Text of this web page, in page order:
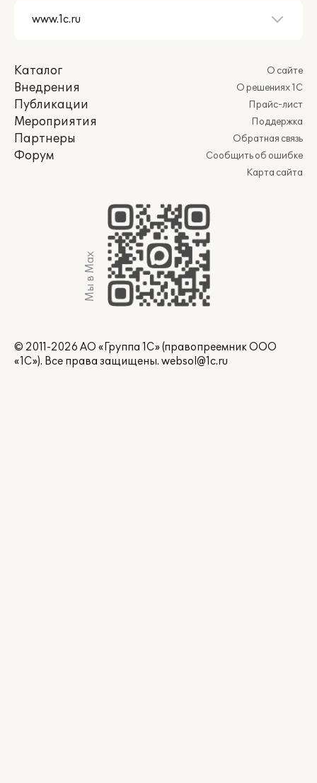
Каталог
Внедрения
Публикации
Мероприятия
Партнеры
Форум
О сайте
О решениях 1С
Прайс-лист
Поддержка
Обратная связь
Сообщить об ошибке
Карта сайта
Мы в Max
© 2011-2026 АО «Группа 1С» (правопреемник ООО
«1С»). Все права защищены. websol@1c.ru